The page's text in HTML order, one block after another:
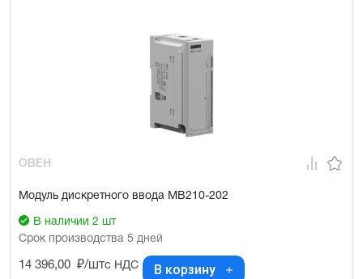
ОВЕН
Модуль дискретного ввода МВ210-202
В наличии 2 шт
Срок производства 5 дней
14 396,00 ₽/штс НДС В корзину